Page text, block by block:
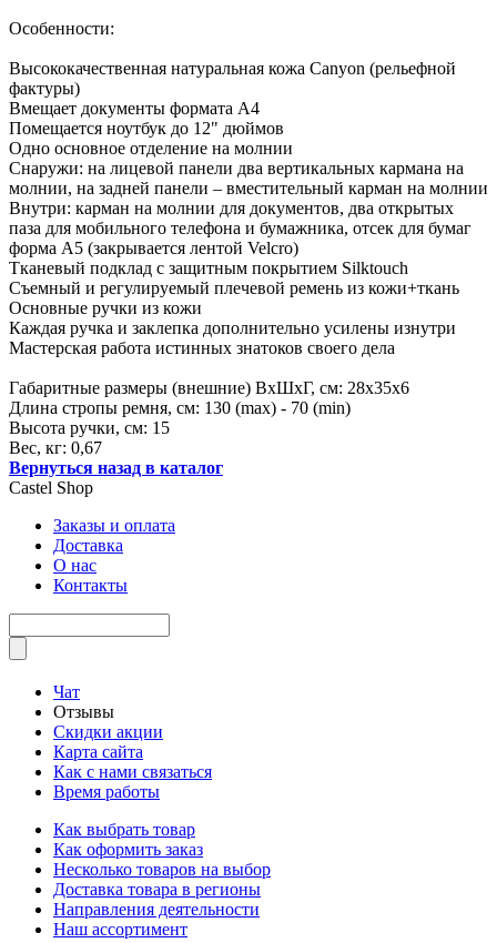
Особенности:
Высококачественная натуральная кожа Canyon (рельефной
фактуры)
Вмещает документы формата А4
Помещается ноутбук до 12" дюймов
Одно основное отделение на молнии
Снаружи: на лицевой панели два вертикальных кармана на
молнии, на задней панели – вместительный карман на молнии
Внутри: карман на молнии для документов, два открытых
паза для мобильного телефона и бумажника, отсек для бумаг
форма А5 (закрывается лентой Velcro)
Тканевый подклад с защитным покрытием Silktouch
Съемный и регулируемый плечевой ремень из кожи+ткань
Основные ручки из кожи
Каждая ручка и заклепка дополнительно усилены изнутри
Мастерская работа истинных знатоков своего дела
Габаритные размеры (внешние) ВхШхГ, см: 28х35х6
Длина стропы ремня, см: 130 (max) - 70 (min)
Высота ручки, см: 15
Вес, кг: 0,67
Вернуться назад в каталог
Castel Shop
Заказы и оплата
Доставка
О нас
Контакты
Чат
Отзывы
Скидки акции
Карта сайта
Как с нами связаться
Время работы
Как выбрать товар
Как оформить заказ
Несколько товаров на выбор
Доставка товара в регионы
Направления деятельности
Наш ассортимент